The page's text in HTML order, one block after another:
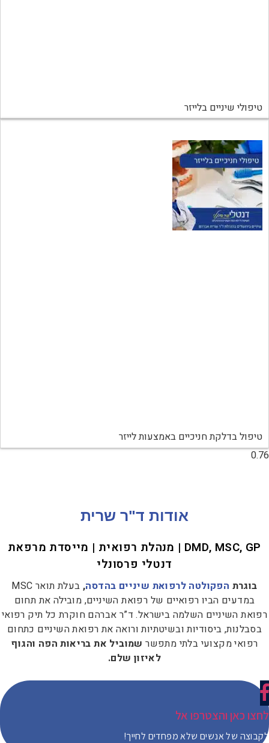
טיפולי שיניים בלייזר
טיפול בדלקת חניכיים באמצעות לייזר
אודות ד"ר שרית
DMD, MSC, GP | מנהלת רפואית | מייסדת מרפאת
דנטלי פרסונלי
בוגרתהפקולטה לרפואת שיניים בהדסה,
בעלת תואר MSC
במדעים הביו רפואיים של רפואת השיניים, מובילה את תחום
השיניים השלמה בישראל. ד”ר אברהם חוקרת כל תיק רפואי
בסבלנות, ביסודיות ובשיטתיות ורואה את רפואת השיניים כתחום
רפואי מקצועי בלתי מתפשרשמוביל את בריאות הפה והגוף
לאיזון שלם.
כאן והצטרפו אל
של אנשים שלא מפחדים לחייך!